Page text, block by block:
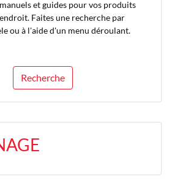
et guides pour vos produits
Faites une recherche par
ou à l'aide d'un menu déroulant.
Recherche